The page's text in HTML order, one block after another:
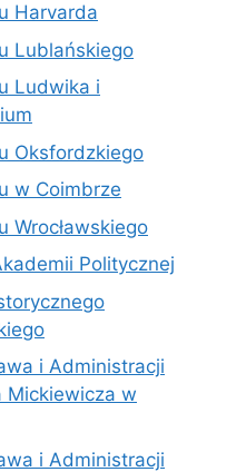
Harvarda
Lublańskiego
Ludwika i
Oksfordzkiego
w Coimbrze
Wrocławskiego
Politycznej
i Administracji
Mickiewicza w
i Administracji